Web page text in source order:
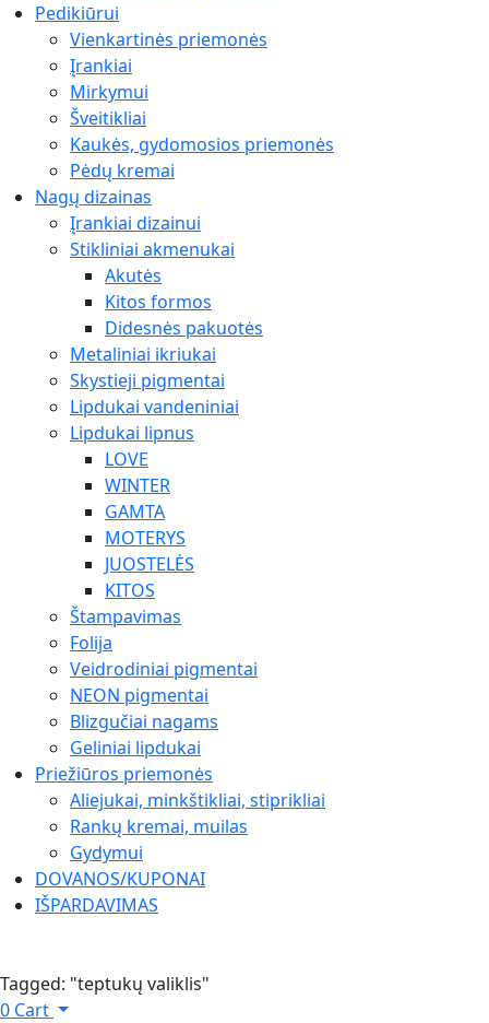
Pedikiūrui
Vienkartinės priemonės
Įrankiai
Mirkymui
Šveitikliai
Kaukės, gydomosios priemonės
Pėdų kremai
Nagų dizainas
Įrankiai dizainui
Stikliniai akmenukai
Akutės
Kitos formos
Didesnės pakuotės
Metaliniai ikriukai
Skystieji pigmentai
Lipdukai vandeniniai
Lipdukai lipnus
LOVE
WINTER
GAMTA
MOTERYS
JUOSTELĖS
KITOS
Štampavimas
Folija
Veidrodiniai pigmentai
NEON pigmentai
Blizgučiai nagams
Geliniai lipdukai
Priežiūros priemonės
Aliejukai, minkštikliai, stiprikliai
Rankų kremai, muilas
Gydymui
DOVANOS/KUPONAI
IŠPARDAVIMAS
Tagged: "teptukų valiklis"
0 Cart